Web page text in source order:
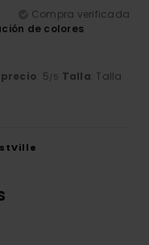
Compra verificada
de colores
: 5/5 Talla: Talla